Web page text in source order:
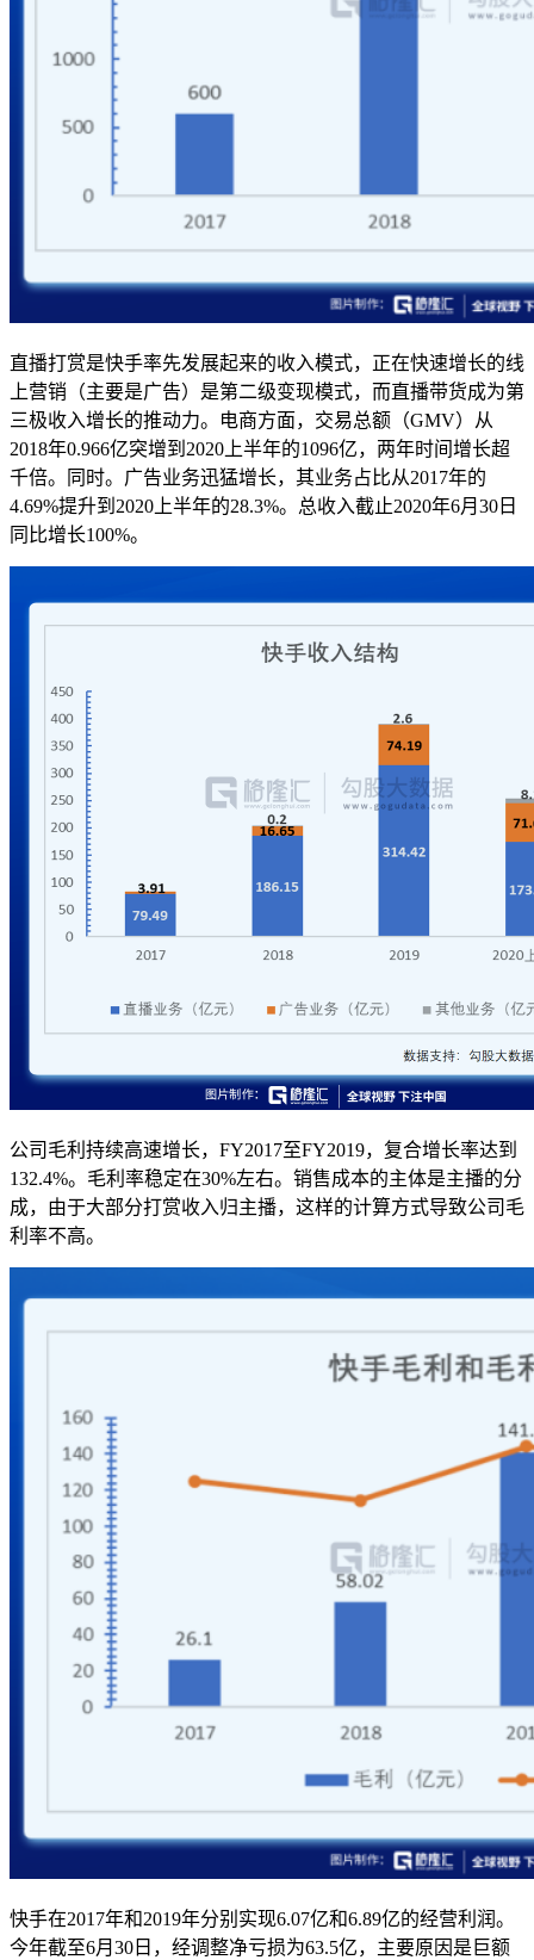
直播打赏是快手率先发展起来的收入模式，正在快速增长的线
上营销（主要是广告）是第二级变现模式，而直播带货成为第
三极收入增长的推动力。电商方面，交易总额（GMV）从
2018年0.966亿突增到2020上半年的1096亿，两年时间增长超
千倍。同时。广告业务迅猛增长，其业务占比从2017年的
4.69%提升到2020上半年的28.3%。总收入截止2020年6月30日
同比增长100%。
公司毛利持续高速增长，FY2017至FY2019，复合增长率达到
132.4%。毛利率稳定在30%左右。销售成本的主体是主播的分
成，由于大部分打赏收入归主播，这样的计算方式导致公司毛
利率不高。
快手在2017年和2019年分别实现6.07亿和6.89亿的经营利润。
今年截至6月30日，经调整净亏损为63.5亿，主要原因是巨额